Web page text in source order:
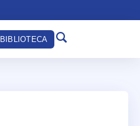
BIBLIOTECA